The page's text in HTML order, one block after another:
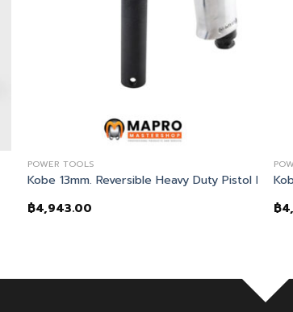
POWER TOOLS
Kobe 13mm. Reversible Heavy Duty Pistol Drill
฿4,943.00
฿